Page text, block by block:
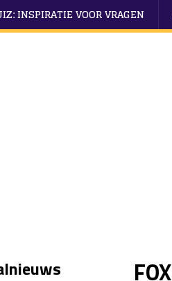
INSPIRATIE VOOR VRAGEN